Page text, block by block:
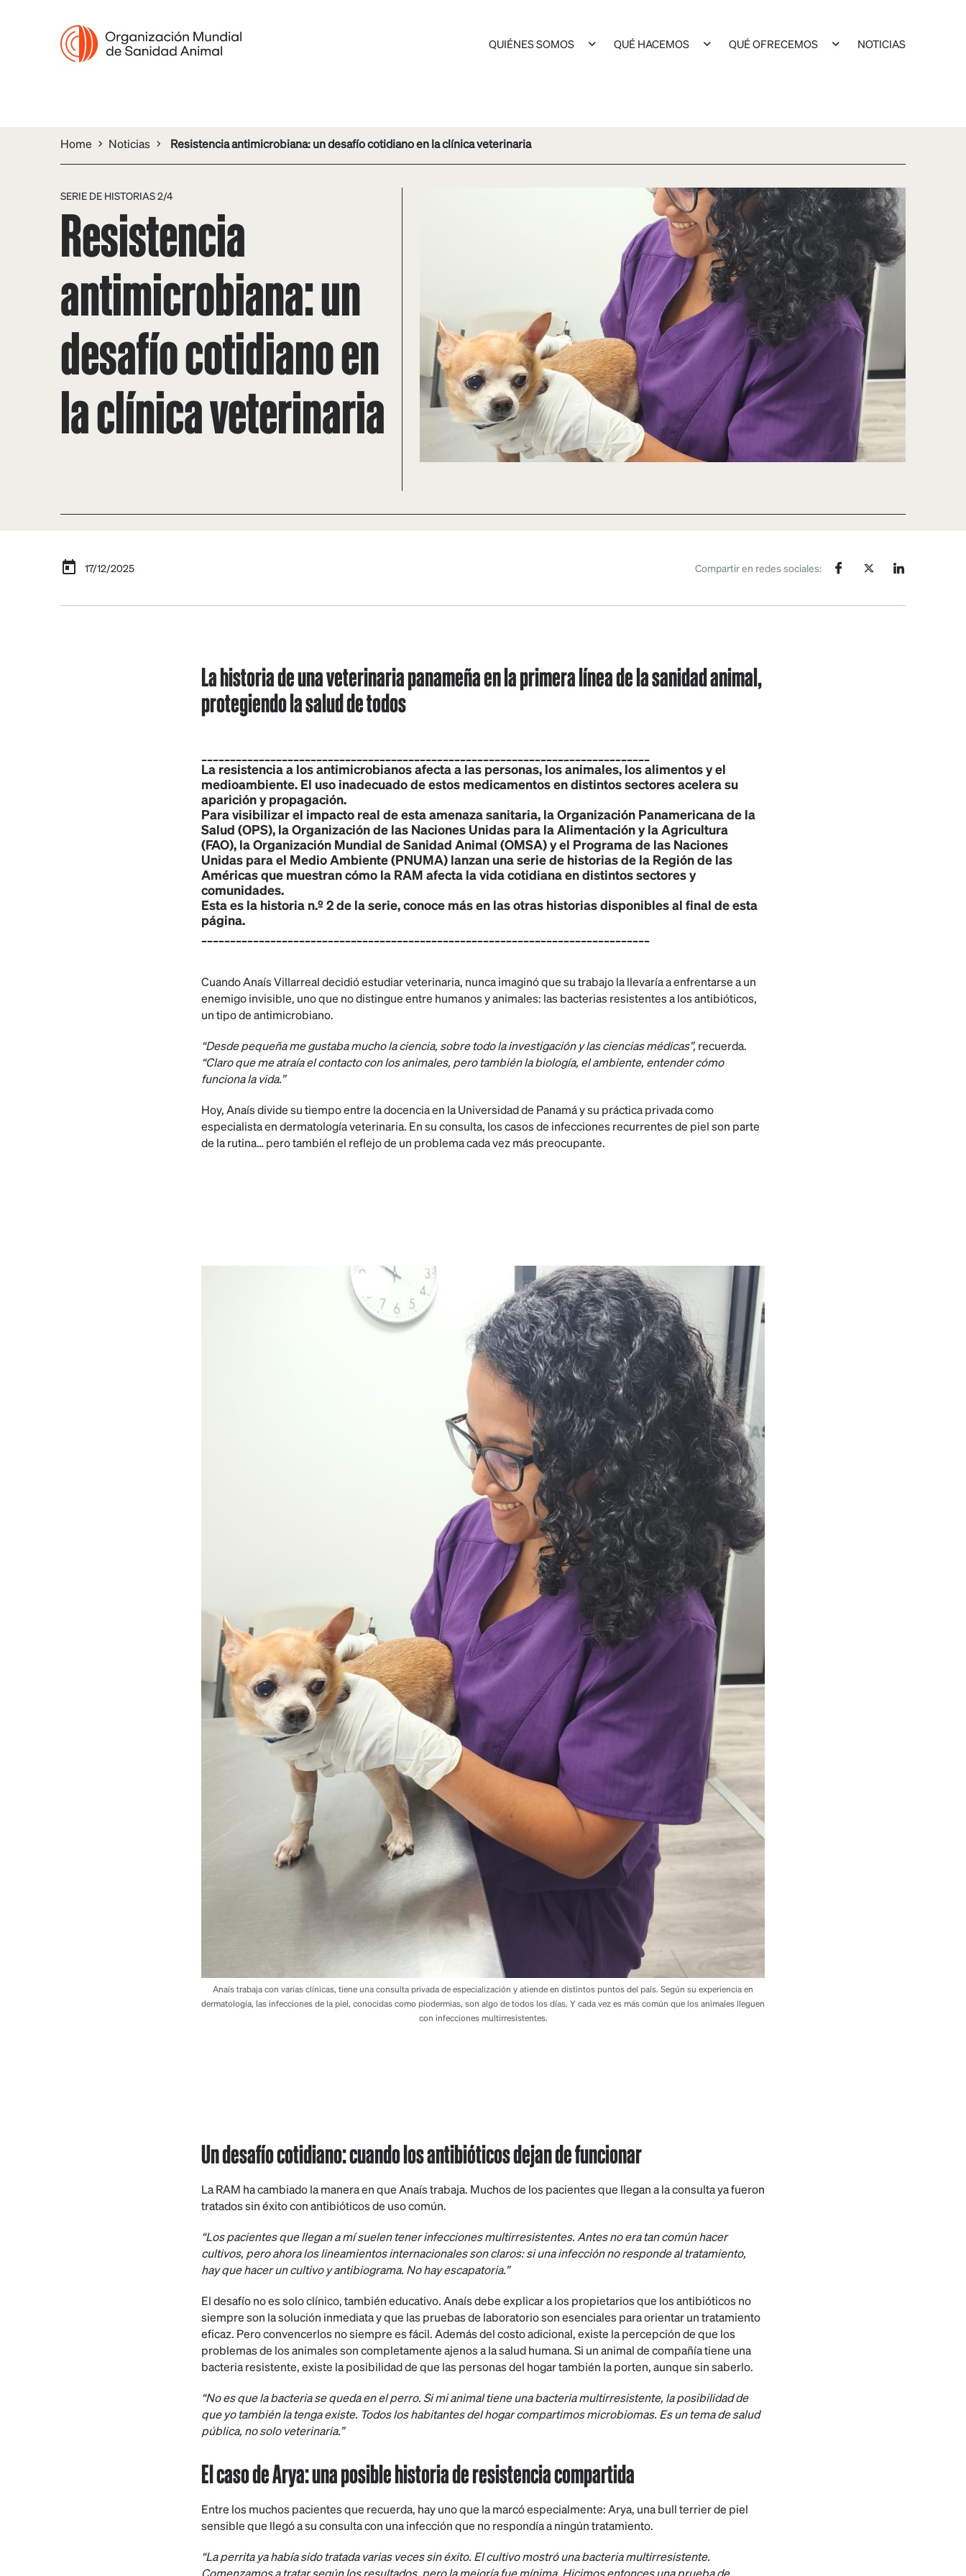
QUIÉNES SOMOS QUÉ HACEMOS QUÉ OFRECEMOS NOTICIAS
Home Noticias Resistencia antimicrobiana: un desafío cotidiano en la clínica veterinaria
SERIE DE HISTORIAS 2/4
Resistencia
antimicrobiana: un
desafío cotidiano en
la clínica veterinaria
17/12/2025 Compartir en redes sociales:
La historia de una veterinaria panameña en la primera línea de la sanidad animal,
protegiendo la salud de todos
La resistencia a los antimicrobianos afecta a las personas, los animales, los alimentos y el
medioambiente. El uso inadecuado de estos medicamentos en distintos sectores acelera su
aparición y propagación.
Para visibilizar el impacto real de esta amenaza sanitaria, la Organización Panamericana de la
Salud (OPS), la Organización de las Naciones Unidas para la Alimentación y la Agricultura
(FAO), la Organización Mundial de Sanidad Animal (OMSA) y el Programa de las Naciones
Unidas para el Medio Ambiente (PNUMA) lanzan una serie de historias de la Región de las
Américas que muestran cómo la RAM afecta la vida cotidiana en distintos sectores y
comunidades.
Esta es la historia n.º 2 de la serie, conoce más en las otras historias disponibles al final de esta
página.
Cuando Anaís Villarreal decidió estudiar veterinaria, nunca imaginó que su trabajo la llevaría a enfrentarse a un
enemigo invisible, uno que no distingue entre humanos y animales: las bacterias resistentes a los antibióticos,
un tipo de antimicrobiano.
“Desde pequeña me gustaba mucho la ciencia, sobre todo la investigación y las ciencias médicas”, recuerda.
“Claro que me atraía el contacto con los animales, pero también la biología, el ambiente, entender cómo
funciona la vida.”
Hoy, Anaís divide su tiempo entre la docencia en la Universidad de Panamá y su práctica privada como
especialista en dermatología veterinaria. En su consulta, los casos de infecciones recurrentes de piel son parte
de la rutina… pero también el reflejo de un problema cada vez más preocupante.
Anaís trabaja con varias clínicas, tiene una consulta privada de especialización y atiende en distintos puntos del país. Según su experiencia en
dermatología, las infecciones de la piel, conocidas como piodermias, son algo de todos los días. Y cada vez es más común que los animales lleguen
con infecciones multirresistentes.
Un desafío cotidiano: cuando los antibióticos dejan de funcionar
La RAM ha cambiado la manera en que Anaís trabaja. Muchos de los pacientes que llegan a la consulta ya fueron
tratados sin éxito con antibióticos de uso común.
“Los pacientes que llegan a mí suelen tener infecciones multirresistentes. Antes no era tan común hacer
cultivos, pero ahora los lineamientos internacionales son claros: si una infección no responde al tratamiento,
hay que hacer un cultivo y antibiograma. No hay escapatoria.”
El desafío no es solo clínico, también educativo. Anaís debe explicar a los propietarios que los antibióticos no
siempre son la solución inmediata y que las pruebas de laboratorio son esenciales para orientar un tratamiento
eficaz. Pero convencerlos no siempre es fácil. Además del costo adicional, existe la percepción de que los
problemas de los animales son completamente ajenos a la salud humana. Si un animal de compañía tiene una
bacteria resistente, existe la posibilidad de que las personas del hogar también la porten, aunque sin saberlo.
“No es que la bacteria se queda en el perro. Si mi animal tiene una bacteria multirresistente, la posibilidad de
que yo también la tenga existe. Todos los habitantes del hogar compartimos microbiomas. Es un tema de salud
pública, no solo veterinaria.”
El caso de Arya: una posible historia de resistencia compartida
Entre los muchos pacientes que recuerda, hay uno que la marcó especialmente: Arya, una bull terrier de piel
sensible que llegó a su consulta con una infección que no respondía a ningún tratamiento.
“La perrita ya había sido tratada varias veces sin éxito. El cultivo mostró una bacteria multirresistente.
Comenzamos a tratar según los resultados, pero la mejoría fue mínima. Hicimos entonces una prueba de